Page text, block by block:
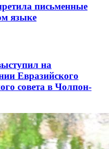
письменные
языке
на
Евразийского
совета в Чолпон-